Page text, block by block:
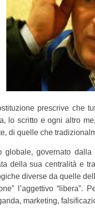
prescrive che
lo scritto e ogni altro
di quelle che
globale, governato
della sua centralità e
diverse da quelle
l’aggettivo
marketing,